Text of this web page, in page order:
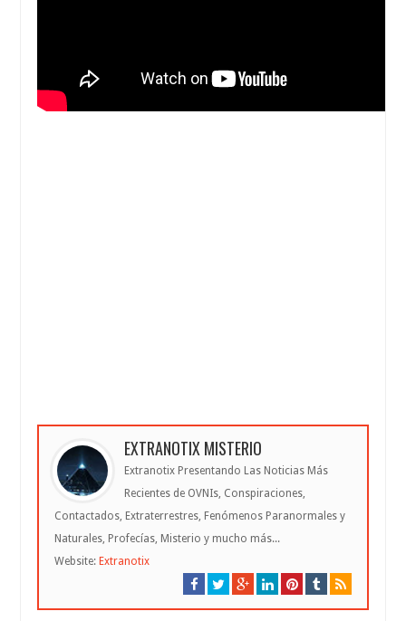
EXTRANOTIX MISTERIO
Extranotix Presentando Las Noticias Más
Recientes de OVNIs, Conspiraciones,
Contactados, Extraterrestres, Fenómenos Paranormales y
Naturales, Profecías, Misterio y mucho más...
Website: Extranotix